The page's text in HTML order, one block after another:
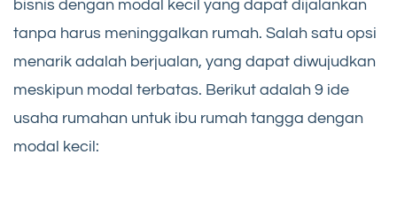
bisnis dengan modal kecil yang dapat dijalankan
tanpa harus meninggalkan rumah. Salah satu opsi
menarik adalah berjualan, yang dapat diwujudkan
meskipun modal terbatas. Berikut adalah 9 ide
usaha rumahan untuk ibu rumah tangga dengan
modal kecil: